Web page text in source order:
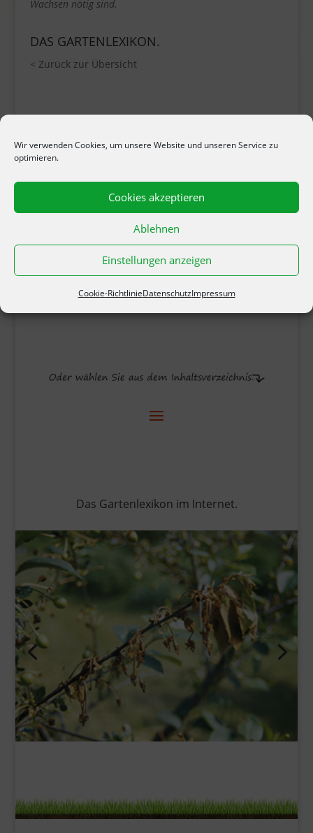
Wir verwenden Cookies, um unsere Website und unseren Service zu
optimieren.
Cookies akzeptieren
Ablehnen
Einstellungen anzeigen
Cookie-RichtlinieDatenschutzImpressum
Wachsen nötig sind.
DAS GARTENLEXIKON.
< Zurück zur Übersicht
Wähle eine Entfernung:
Das Gartenlexikon im Internet.